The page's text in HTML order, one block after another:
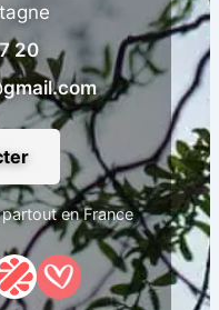
20
en France